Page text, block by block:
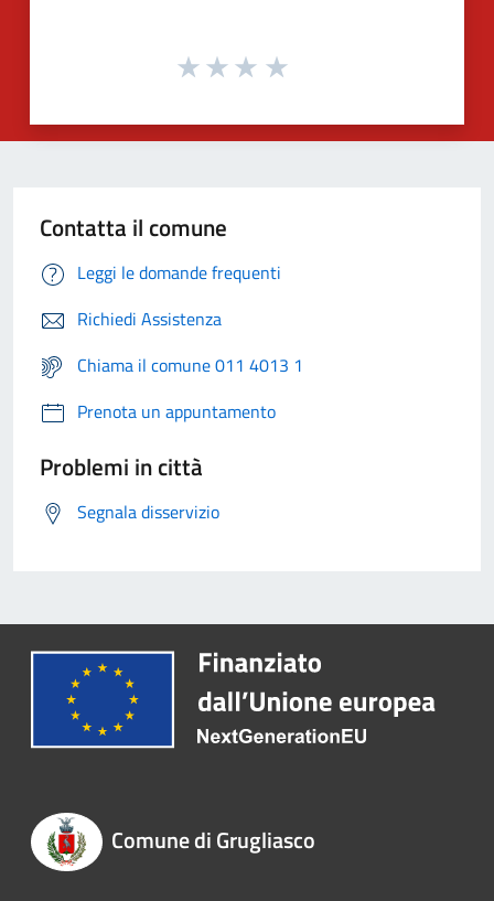
Contatta il comune
Leggi le domande frequenti
Richiedi Assistenza
Chiama il comune 011 4013 1
Prenota un appuntamento
Problemi in città
Segnala disservizio
Comune di Grugliasco